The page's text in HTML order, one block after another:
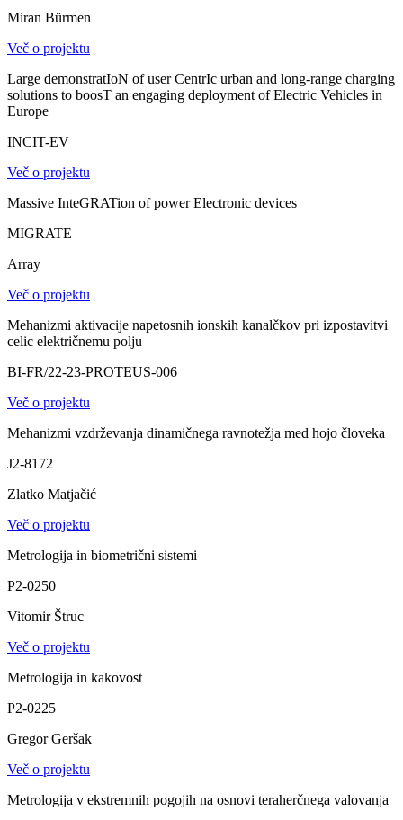
Miran Bürmen
Več o projektu
Large demonstratIoN of user CentrIc urban and long-range charging
solutions to boosT an engaging deployment of Electric Vehicles in
Europe
INCIT-EV
Več o projektu
Massive InteGRATion of power Electronic devices
MIGRATE
Array
Več o projektu
Mehanizmi aktivacije napetosnih ionskih kanalčkov pri izpostavitvi
celic električnemu polju
BI-FR/22-23-PROTEUS-006
Več o projektu
Mehanizmi vzdrževanja dinamičnega ravnotežja med hojo človeka
J2-8172
Zlatko Matjačić
Več o projektu
Metrologija in biometrični sistemi
P2-0250
Vitomir Štruc
Več o projektu
Metrologija in kakovost
P2-0225
Gregor Geršak
Več o projektu
Metrologija v ekstremnih pogojih na osnovi teraherčnega valovanja